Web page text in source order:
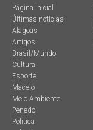
Página inicial
Últimas notícias
Alagoas
Artigos
Brasil/Mundo
Cultura
Esporte
Maceió
Meio Ambiente
Penedo
Política